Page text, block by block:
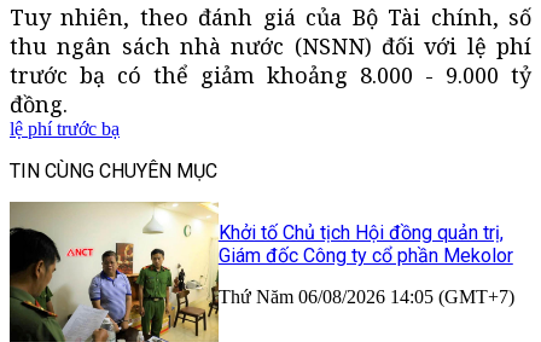
Tuy nhiên, theo đánh giá của Bộ Tài chính, số
thu ngân sách nhà nước (NSNN) đối với lệ phí
trước bạ có thể giảm khoảng 8.000 - 9.000 tỷ
đồng.
lệ phí trước bạ
TIN CÙNG CHUYÊN MỤC
Khởi tố Chủ tịch Hội đồng quản trị,
Giám đốc Công ty cổ phần Mekolor
Thứ Năm 06/08/2026 14:05 (GMT+7)